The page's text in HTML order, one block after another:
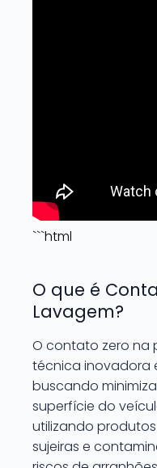
```html
O que é
Lavagem?
O contato zero na
técnica inovadora
buscando
superfície do
utilizando
sujeiras e